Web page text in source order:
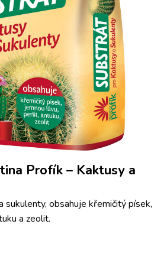
Profík – Kaktusy a
sukulenty, obsahuje křemičitý písek,
a zeolit.